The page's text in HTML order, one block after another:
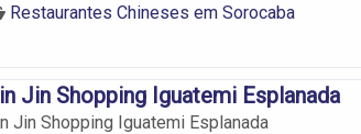
Restaurantes Chineses em Sorocaba
Jin Shopping Iguatemi Esplanada
Jin Shopping Iguatemi Esplanada